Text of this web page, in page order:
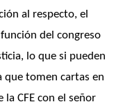
al respecto, el
del congreso
lo que si pueden
que tomen cartas en
CFE con el señor